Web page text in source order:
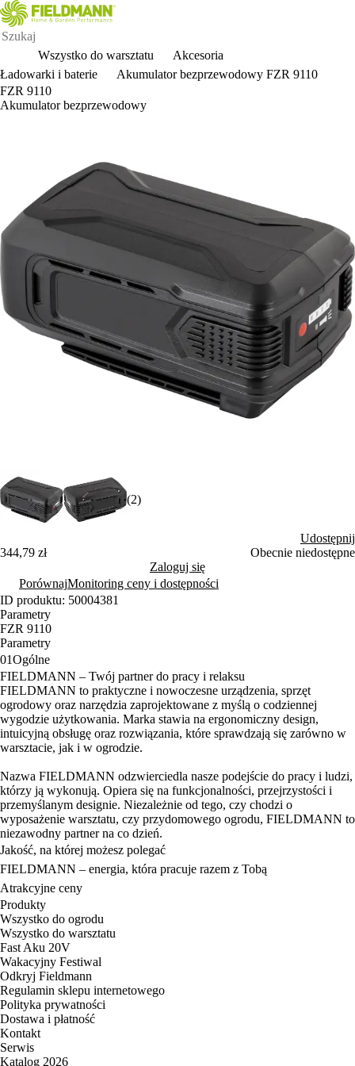
Wszystko do warsztatu
Akcesoria
Ładowarki i baterie
Akumulator bezprzewodowy FZR 9110
FZR 9110
Akumulator bezprzewodowy
(2)
Udostępnij
344,79 zł
Obecnie niedostępne
Zaloguj się
PorównajMonitoring ceny i dostępności
ID produktu: 50004381
Parametry
FZR 9110
Parametry
01Ogólne
FIELDMANN – Twój partner do pracy i relaksu
FIELDMANN to praktyczne i nowoczesne urządzenia, sprzęt
ogrodowy oraz narzędzia zaprojektowane z myślą o codziennej
wygodzie użytkowania. Marka stawia na ergonomiczny design,
intuicyjną obsługę oraz rozwiązania, które sprawdzają się zarówno w
warsztacie, jak i w ogrodzie.
Nazwa FIELDMANN odzwierciedla nasze podejście do pracy i ludzi,
którzy ją wykonują. Opiera się na funkcjonalności, przejrzystości i
przemyślanym designie. Niezależnie od tego, czy chodzi o
wyposażenie warsztatu, czy przydomowego ogrodu, FIELDMANN to
niezawodny partner na co dzień.
Jakość, na której możesz polegać
FIELDMANN – energia, która pracuje razem z Tobą
Atrakcyjne ceny
Produkty
Wszystko do ogrodu
Wszystko do warsztatu
Fast Aku 20V
Wakacyjny Festiwal
Odkryj Fieldmann
Regulamin sklepu internetowego
Polityka prywatności
Dostawa i płatność
Kontakt
Serwis
Katalog 2026